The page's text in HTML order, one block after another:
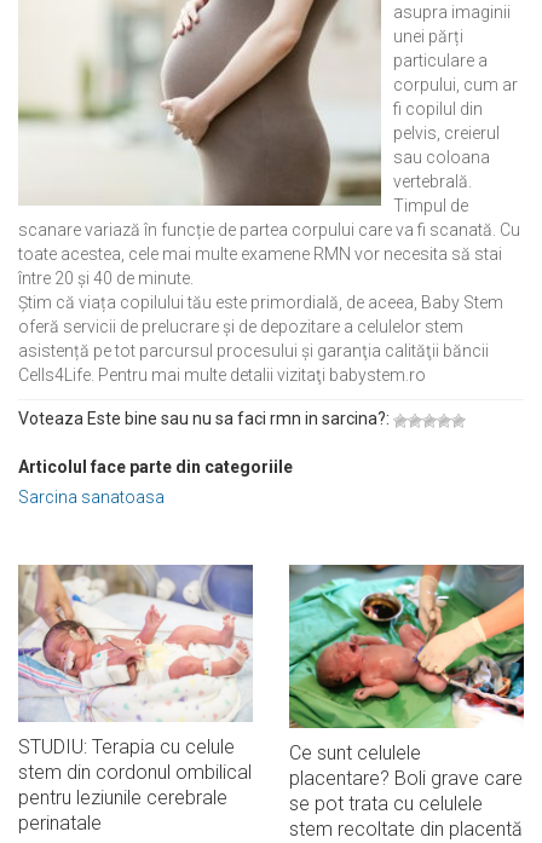
asupra imaginii
unei părți
particulare a
corpului, cum ar
fi copilul din
pelvis, creierul
sau coloana
vertebrală.
Timpul de
scanare variază în funcție de partea corpului care va fi scanată. Cu
toate acestea, cele mai multe examene RMN vor necesita să stai
între 20 și 40 de minute.
Știm că viața copilului tău este primordială, de aceea, Baby Stem
oferă servicii de prelucrare și de depozitare a celulelor stem
asistență pe tot parcursul procesului şi garanţia calităţii băncii
Cells4Life. Pentru mai multe detalii vizitaţi babystem.ro
Voteaza Este bine sau nu sa faci rmn in sarcina?:
Articolul face parte din categoriile
Sarcina sanatoasa
STUDIU: Terapia cu celule
stem din cordonul ombilical
pentru leziunile cerebrale
perinatale
Ce sunt celulele
placentare? Boli grave care
se pot trata cu celulele
stem recoltate din placentă